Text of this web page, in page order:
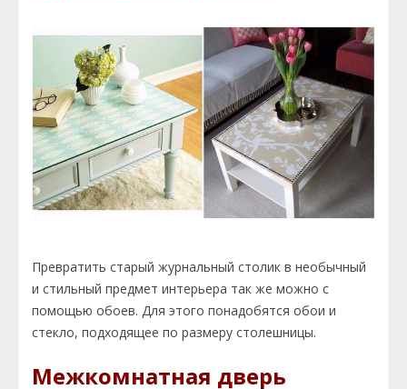
Превратить старый журнальный столик в необычный
и стильный предмет интерьера так же можно с
помощью обоев. Для этого понадобятся обои и
стекло, подходящее по размеру столешницы.
Межкомнатная дверь